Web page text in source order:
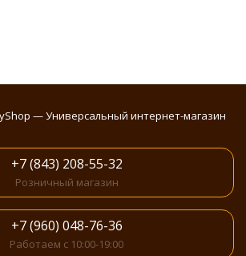
— Универсальный интернет-магазин
+7 (843) 208-55-32
Розничный магазин
+7 (960) 048-76-36
Работаем с 10:00-19:00